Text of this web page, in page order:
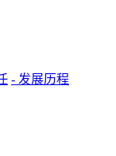
- 发展历程